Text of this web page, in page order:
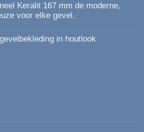
Keralit 167 mm de moderne,
voor elke gevel.
in houtlook